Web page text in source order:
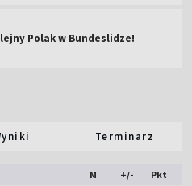
Polak w Bundeslidze!
Terminarz
M +/- Pkt